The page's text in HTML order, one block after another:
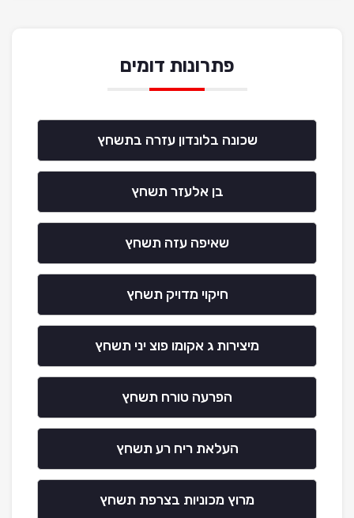
פתרונות דומים
שכונה בלונדון עזרה בתשחץ
בן אלעזר תשחץ
שאיפה עזה תשחץ
חיקוי מדויק תשחץ
מיצירות ג אקומו פוצ יני תשחץ
הפרעה טורח תשחץ
העלאת ריח רע תשחץ
מרוץ מכוניות בצרפת תשחץ